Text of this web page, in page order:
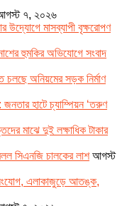
৭, ২০২৬
উদ্যোগে মাসব্যাপী বৃক্ষরোপণ
হুমকির অভিযোগে সংবাদ
চলছে অনিয়মের সড়ক নির্মাণ
জনতার হাটে চ্যাম্পিয়ন ‘তরুণ
মাঝে দুই লক্ষাধিক টাকার
সিএনজি চালকের লাশ আগস্ট
এলাকাজুড়ে আতঙ্ক,